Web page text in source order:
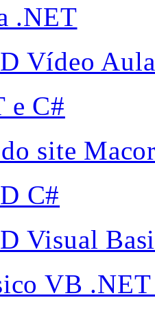
.NET
Vídeo
e C#
site
C#
Visual
VB